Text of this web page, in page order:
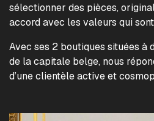
sélectionner des pièces,
accord avec les valeurs qui
Avec ses 2 boutiques situées à
de la capitale belge, nous
d’une clientèle active et